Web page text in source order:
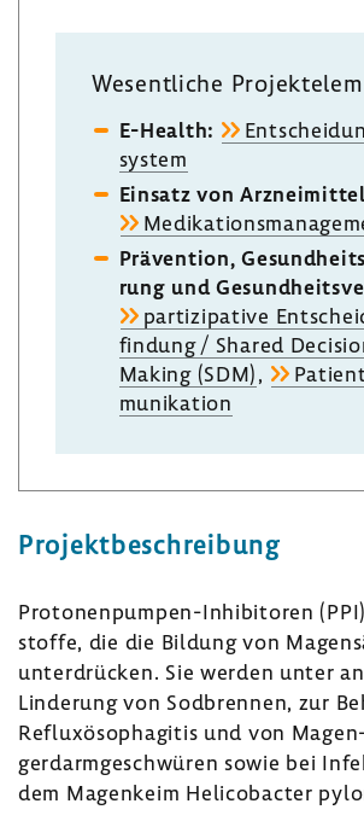
Wesent­liche
E-​Health:
system
Einsatz von
Präven­tion,
rung und
parti­zi­pa­tive
fin­dung / Shared
Making (SDM),
mu­ni­ka­tion
Projekt­be­schrei­bung
Protonenpumpen-​Inhibitoren
stoffe, die die Bildung von
unter­drü­cken. Sie werden unter
Linde­rung von Sodbrennen, zur
Reflux­öso­pha­gitis und von
ger­darm­ge­schwüren sowie bei
dem Magen­keim Heli­co­bacter